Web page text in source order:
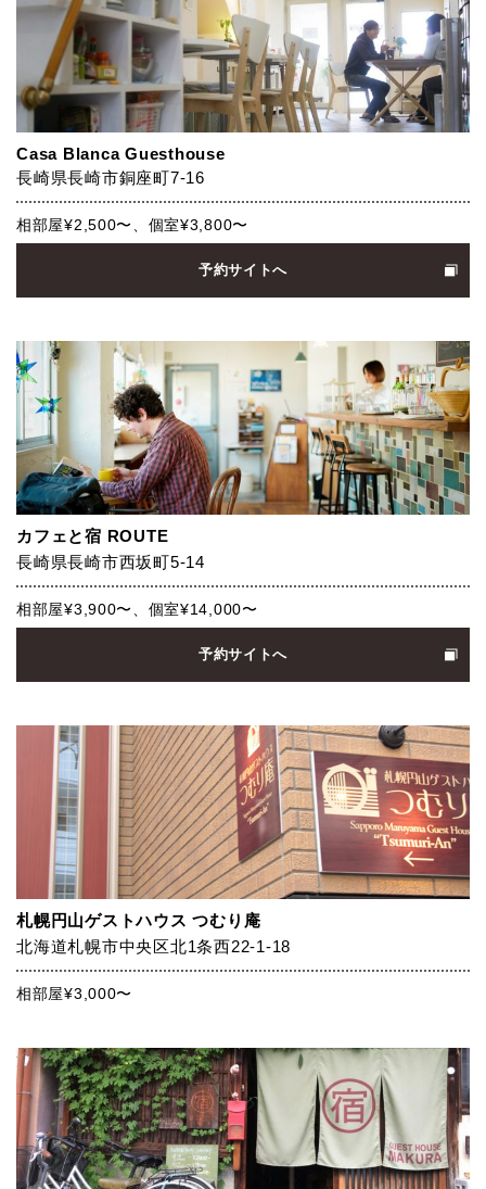
Casa Blanca Guesthouse
長崎県長崎市銅座町7-16
相部屋¥2,500〜、個室¥3,800〜
予約サイトへ
カフェと宿 ROUTE
長崎県長崎市西坂町5-14
相部屋¥3,900〜、個室¥14,000〜
予約サイトへ
札幌円山ゲストハウス つむり庵
北海道札幌市中央区北1条西22-1-18
相部屋¥3,000〜